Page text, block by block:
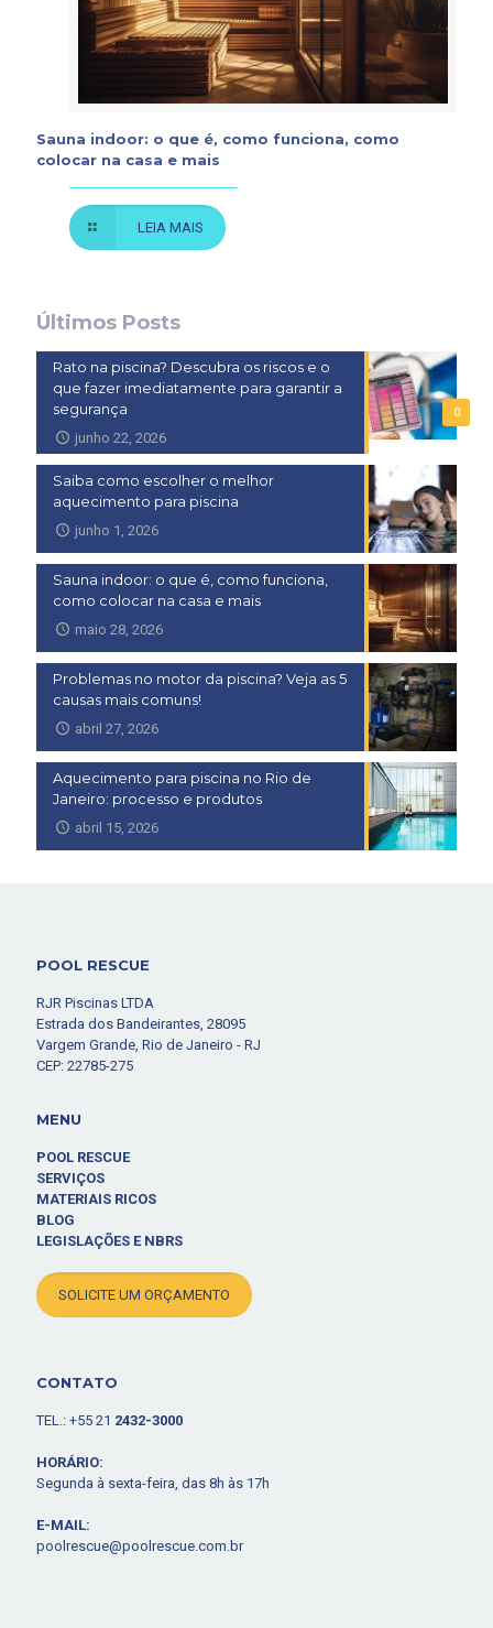
Sauna indoor: o que é, como funciona, como
colocar na casa e mais
LEIA MAIS
Últimos Posts
0
Rato na piscina? Descubra os riscos e o
que fazer imediatamente para garantir a
segurança
junho 22, 2026
Saiba como escolher o melhor
aquecimento para piscina
junho 1, 2026
Sauna indoor: o que é, como funciona,
como colocar na casa e mais
maio 28, 2026
Problemas no motor da piscina? Veja as 5
causas mais comuns!
abril 27, 2026
Aquecimento para piscina no Rio de
Janeiro: processo e produtos
abril 15, 2026
POOL RESCUE
RJR Piscinas LTDA
Estrada dos Bandeirantes, 28095
Vargem Grande, Rio de Janeiro - RJ
CEP: 22785-275
MENU
POOL RESCUE
SERVIÇOS
MATERIAIS RICOS
BLOG
LEGISLAÇÕES E NBRS
SOLICITE UM ORÇAMENTO
CONTATO
TEL.: +55 21 2432-3000
HORÁRIO:
Segunda à sexta-feira, das 8h às 17h
E-MAIL:
poolrescue@poolrescue.com.br